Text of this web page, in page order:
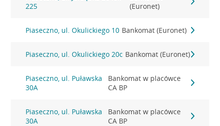
225
(Euronet)
Piaseczno, ul. Okulickiego 10 Bankomat (Euronet)
Piaseczno, ul. Okulickiego 20c Bankomat (Euronet)
Piaseczno, ul. Puławska
30A
Bankomat w placówce
CA BP
Piaseczno, ul. Puławska
30A
Bankomat w placówce
CA BP